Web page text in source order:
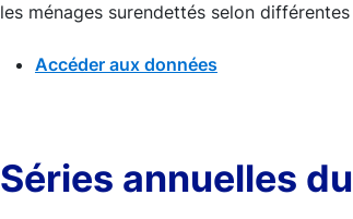
les ménages surendettés selon
Accéder aux données
Séries annuelles